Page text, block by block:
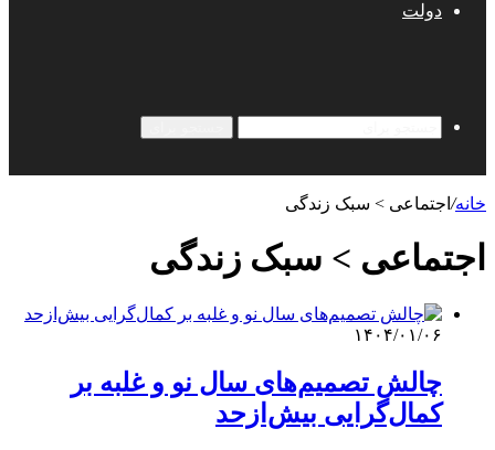
دولت
خانه/ اجتماعی > سبک زندگی
اجتماعی > سبک زندگی
۱۴۰۴/۰۱/۰۶
چالش تصمیم‌های سال نو و غلبه بر
کمال‌گرایی بیش‌ازحد